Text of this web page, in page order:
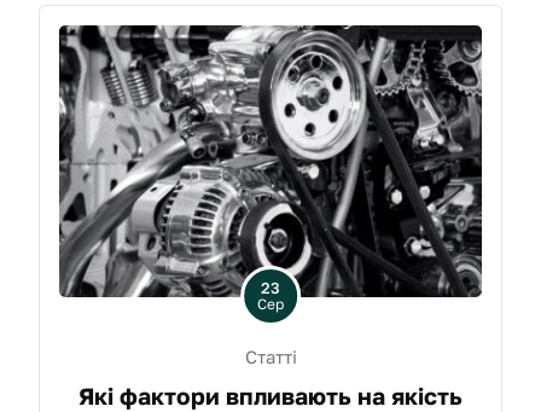
23
Сер
Статті
Які фактори впливають на якість